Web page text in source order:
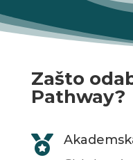
Zašto
Pathway?
